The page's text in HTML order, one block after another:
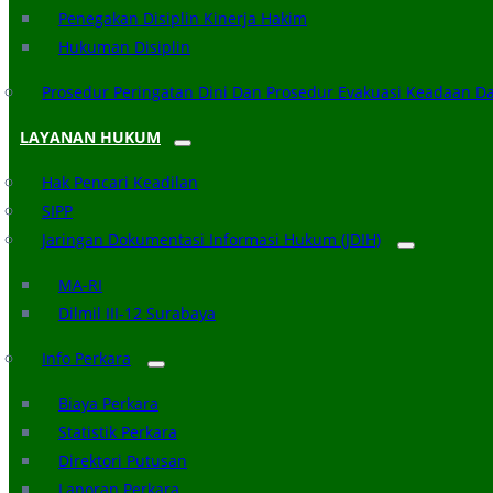
Penegakan Disiplin Kinerja Hakim
Hukuman Disiplin
Prosedur Peringatan Dini Dan Prosedur Evakuasi Keadaan
LAYANAN HUKUM
Hak Pencari Keadilan
SIPP
Jaringan Dokumentasi Informasi Hukum (JDIH)
MA-RI
Dilmil III-12 Surabaya
Info Perkara
Biaya Perkara
Statistik Perkara
Direktori Putusan